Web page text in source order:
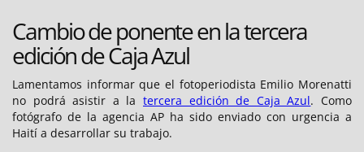
Cambio de ponente en la tercera
edición de Caja Azul
Lamentamos informar que el fotoperiodista Emilio Morenatti
no podrá asistir a la tercera edición de Caja Azul. Como
fotógrafo de la agencia AP ha sido enviado con urgencia a
Haití a desarrollar su trabajo.